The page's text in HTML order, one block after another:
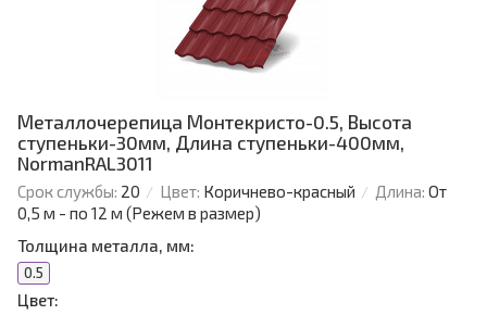
Металлочерепица Монтекристо-0.5, Высота
ступеньки-30мм, Длина ступеньки-400мм,
NormanRAL3011
Срок службы: 20 Цвет: Коричнево-красный Длина: От
0,5 м - по 12 м (Режем в размер)
Толщина металла, мм:
0.5
Цвет: